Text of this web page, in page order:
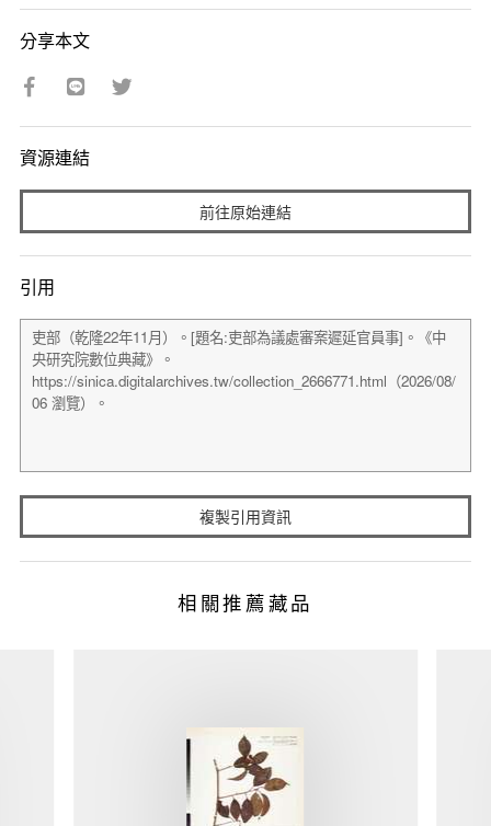
分享本文
資源連結
前往原始連結
引用
複製引用資訊
相關推薦藏品